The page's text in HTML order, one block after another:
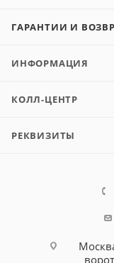
ГАРАНТИИ И
ИНФОРМАЦИЯ
КОЛЛ-ЦЕНТР
РЕКВИЗИТЫ